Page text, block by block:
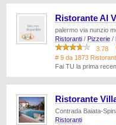
Ristorante Al
palermo via nunzio
Ristoranti / Pizzerie /
3.78
# 9 da 1873
Fai TU la prima
Ristorante
Contrada Baiata-
Ristoranti